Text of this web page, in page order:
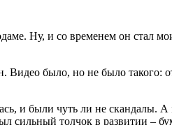
Ну, и со временем он стал
Видео было, но не было такого:
и были чуть ли не скандалы. А
сильный толчок в развитии –